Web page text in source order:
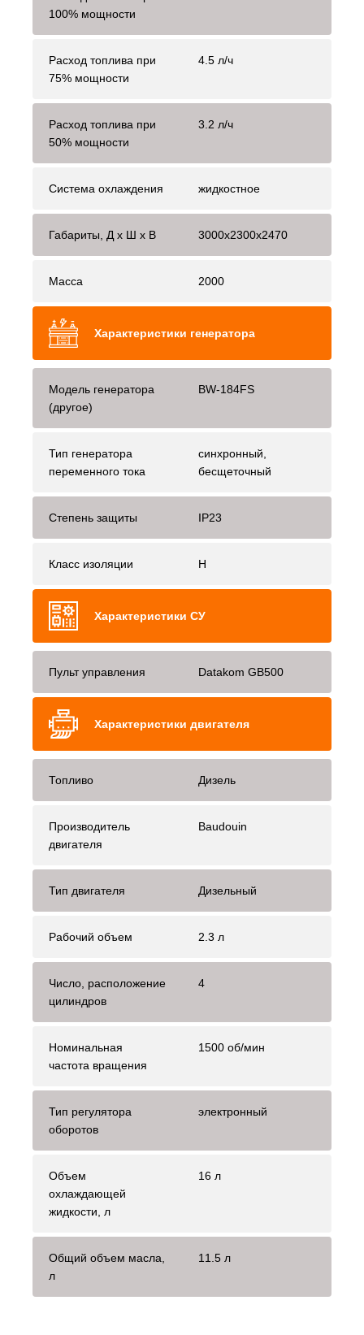
100% мощности
Расход топлива при
75% мощности
4.5 л/ч
Расход топлива при
50% мощности
3.2 л/ч
Система охлаждения жидкостное
Габариты, Д x Ш x В 3000x2300x2470
Масса 2000
Характеристики генератора
Модель генератора
(другое)
BW-184FS
Тип генератора
переменного тока
синхронный,
бесщеточный
Степень защиты IP23
Класс изоляции H
Характеристики СУ
Пульт управления Datakom GB500
Характеристики двигателя
Топливо Дизель
Производитель
двигателя
Baudouin
Тип двигателя Дизельный
Рабочий объем 2.3 л
Число, расположение
цилиндров
4
Номинальная
частота вращения
1500 об/мин
Тип регулятора
оборотов
электронный
Объем
охлаждающей
жидкости, л
16 л
Общий объем масла,
л
11.5 л